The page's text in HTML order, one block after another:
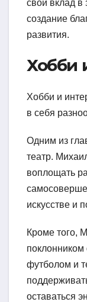
свой вклад в
создание
развития.
Хобби
Хобби и
в себя
Одним из
театр.
воплощать
искусстве и
Кроме того,
поклонником
футболом и
оставаться